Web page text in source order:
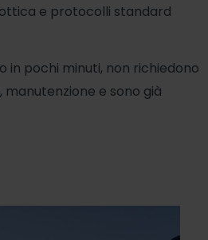
e protocolli standard
in pochi minuti, non richiedono
e sono già